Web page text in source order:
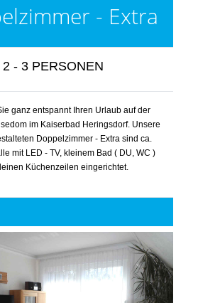
- Extra
2 - 3 PERSONEN
ganz entspannt Ihren Urlaub auf der
im Kaiserbad Heringsdorf. Unsere
Doppelzimmer - Extra sind ca.
mit LED - TV, kleinem Bad ( DU, WC )
Küchenzeilen eingerichtet.